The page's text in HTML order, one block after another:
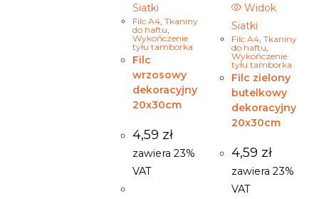
Siatki
Filc A4, Tkaniny
do haftu
Wykończenie
tyłu tamborka
Filc
wrzosowy
dekoracyjny
20x30cm
4,59 zł
zawiera 23%
VAT
Widok
Siatki
Filc A4, Tkaniny
do haftu
Wykończenie
tyłu tamborka
Filc zielony
butelkowy
dekoracyjny
20x30cm
4,59 zł
zawiera 23%
VAT